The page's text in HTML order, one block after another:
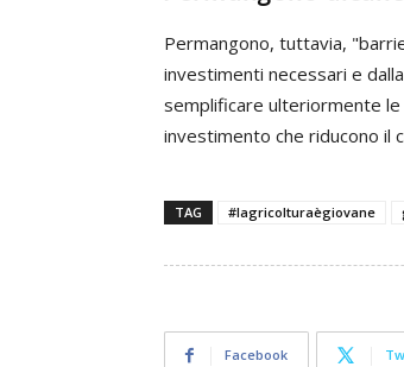
Permangono, tuttavia,
investimenti necessari e
semplificare ulteriormente
investimento che riducono il
TAG #lagricolturaègiovane
Facebook